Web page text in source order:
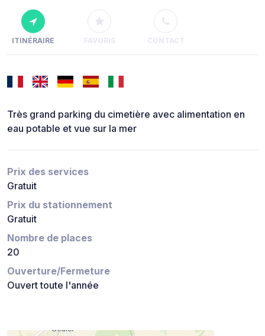
ITINÉRAIRE FAVORIS CONTACT
Très grand parking du cimetière avec alimentation en
eau potable et vue sur la mer
Prix des services
Gratuit
Prix du stationnement
Gratuit
Nombre de places
20
Ouverture/Fermeture
Ouvert toute l'année